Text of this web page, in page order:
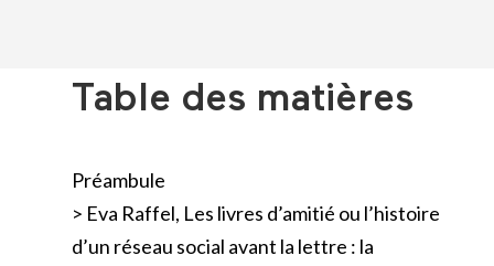
Table des matières
Préambule
> Eva Raffel, Les livres d’amitié ou l’histoire
d’un réseau social avant la lettre : la